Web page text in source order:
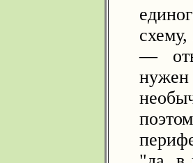
—
нужен